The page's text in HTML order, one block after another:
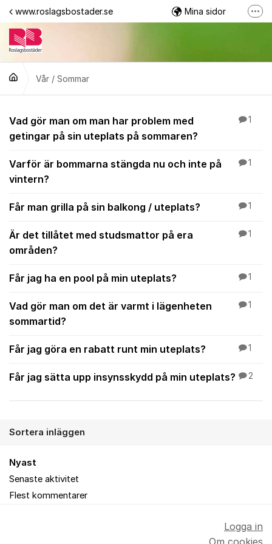
Hoppa till innehåll
www.roslagsbostader.se Mina sidor
Vår / Sommar
Vår / Sommar
Vad gör man om man har problem med
getingar på sin uteplats på sommaren?
1
Varför är bommarna stängda nu och inte på
vintern?
1
Får man grilla på sin balkong / uteplats? 1
Är det tillåtet med studsmattor på era
områden?
1
Får jag ha en pool på min uteplats? 1
Vad gör man om det är varmt i lägenheten
sommartid?
1
Får jag göra en rabatt runt min uteplats? 1
Får jag sätta upp insynsskydd på min uteplats? 2
Sortera inläggen
Nyast
Senaste aktivitet
Flest kommentarer
Logga in
Om cookies